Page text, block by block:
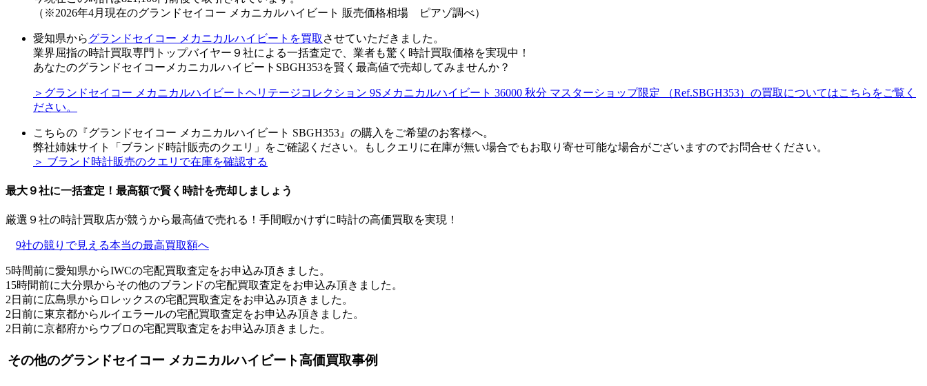
（※2026年4月現在のグランドセイコー メカニカルハイビート 販売価格相場 ピアゾ調べ）
愛知県からグランドセイコー メカニカルハイビートを買取 させていただきました。
業界屈指の時計買取専門トップバイヤー９社による一括査定で、業者も驚く時計買取価格を実現中！
あなたのグランドセイコーメカニカルハイビートSBGH353を賢く最高値で売却してみませんか？
＞グランドセイコー メカニカルハイビートヘリテージコレクション 9Sメカニカルハイビート 36000 秋分 マスターショップ限定 （Ref.SBGH353）の買取についてはこちらをご覧く
ださい。
こちらの『グランドセイコー メカニカルハイビート SBGH353』の購入をご希望のお客様へ。
弊社姉妹サイト「ブランド時計販売のクエリ」をご確認ください。もしクエリに在庫が無い場合でもお取り寄せ可能な場合がございますのでお問合せください。
＞ ブランド時計販売のクエリで在庫を確認する
最大９社に一括査定！ 最高額で賢く時計を売却しましょう
厳選９社の時計買取店が競うから最高値で売れる！手間暇かけずに時計の高価買取を実現！
9社の競りで見える本当の最高買取額へ
5時間前に愛知県からIWCの宅配買取査定をお申込み頂きました。
15時間前に大分県からその他のブランドの宅配買取査定をお申込み頂きました。
2日前に広島県からロレックスの宅配買取査定をお申込み頂きました。
2日前に東京都からルイエラールの宅配買取査定をお申込み頂きました。
2日前に京都府からウブロの宅配買取査定をお申込み頂きました。
その他のグランドセイコー メカニカルハイビート高価買取事例